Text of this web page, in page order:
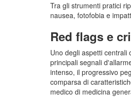
Tra gli strumenti pratici
nausea, fotofobia e
Red flags e
Uno degli aspetti
principali segnali
intenso, il progressivo
comparsa di
medico di medicina